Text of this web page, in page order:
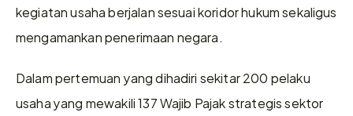
kegiatan usaha berjalan sesuai koridor hukum sekaligus
mengamankan penerimaan negara.
Dalam pertemuan yang dihadiri sekitar 200 pelaku
usaha yang mewakili 137 Wajib Pajak strategis sektor